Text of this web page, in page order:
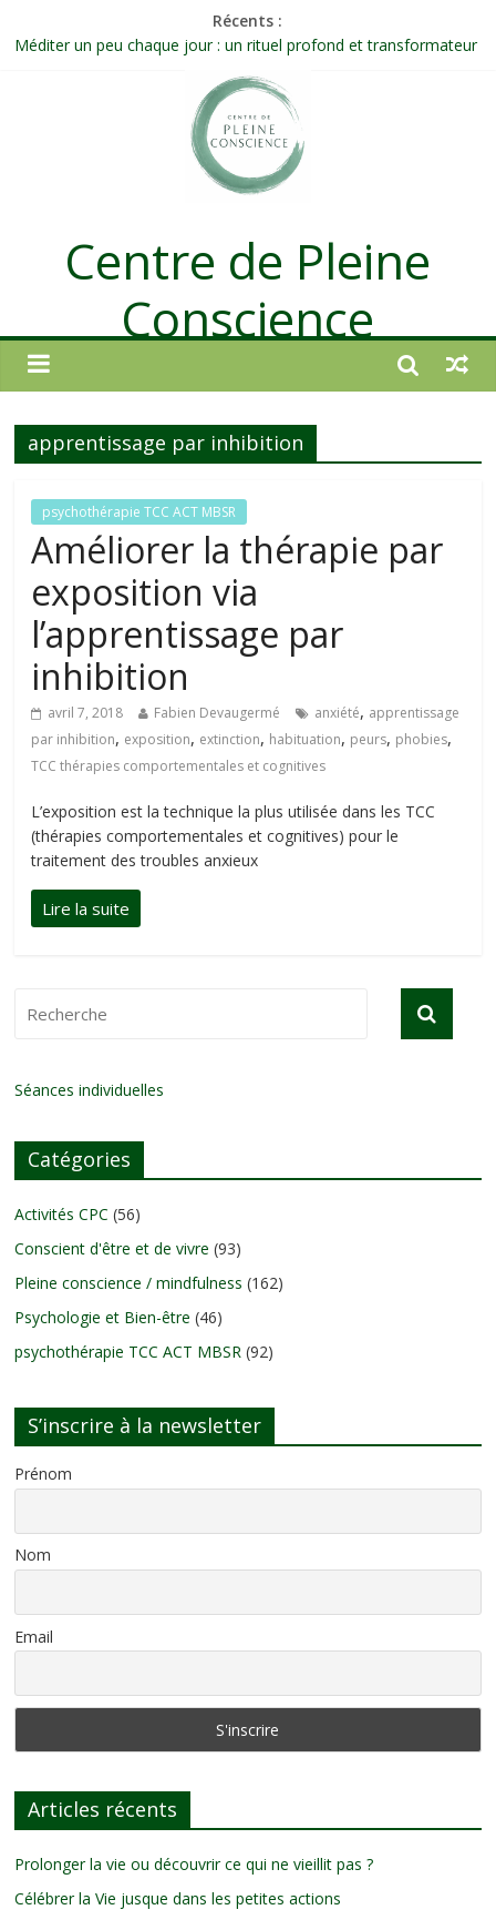
Récents :
Méditer un peu chaque jour : un rituel profond et transformateur
Célébrer la Vie jusque dans les petites actions
Quand on n’arrive plus à agir : et si ce n’était pas un manque de
Une attention consciente d’elle-même, non dirigée par le mental
Centre de Pleine
Conscience
apprentissage par inhibition
psychothérapie TCC ACT MBSR
Améliorer la thérapie par
exposition via
l’apprentissage par
inhibition
avril 7, 2018 Fabien Devaugermé anxiété, apprentissage
par inhibition, exposition, extinction, habituation, peurs, phobies,
TCC thérapies comportementales et cognitives
L’exposition est la technique la plus utilisée dans les TCC
(thérapies comportementales et cognitives) pour le
traitement des troubles anxieux
Séances individuelles
Catégories
Activités CPC (56)
Conscient d'être et de vivre (93)
Pleine conscience / mindfulness (162)
Psychologie et Bien-être (46)
psychothérapie TCC ACT MBSR (92)
S’inscrire à la newsletter
Prénom
Nom
Email
Articles récents
Prolonger la vie ou découvrir ce qui ne vieillit pas ?
Célébrer la Vie jusque dans les petites actions